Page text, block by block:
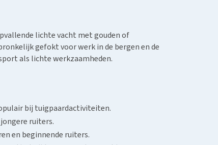
lichte vacht met gouden of
gefokt voor werk in de bergen en de
als lichte werkzaamheden.
bij tuigpaardactiviteiten.
ruiters.
en beginnende ruiters.